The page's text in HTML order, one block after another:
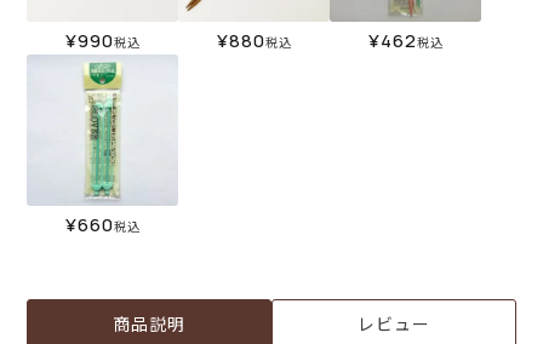
¥990税込 ¥880税込 ¥462税込
¥660税込
商品説明 レビュー